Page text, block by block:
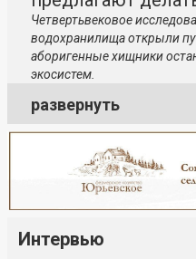
Четвертьвековое
водохранилища открыли
аборигенные хищники
экосистем.
развернуть
Интервью